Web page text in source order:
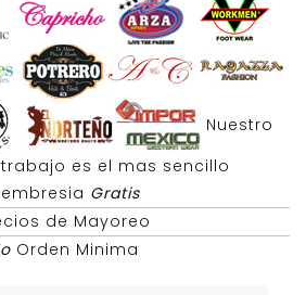
Nuestro
es el mas sencillo
Gratis
de Mayoreo
Orden Minima